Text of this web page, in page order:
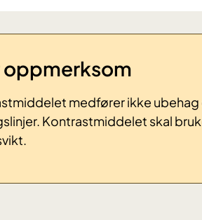
medfører ikke
Kontrastmiddelet skal